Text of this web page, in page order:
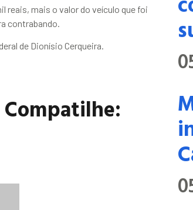
reais, mais o valor do veículo que foi
contrabando.
de Dionísio Cerqueira.
Compatilhe: